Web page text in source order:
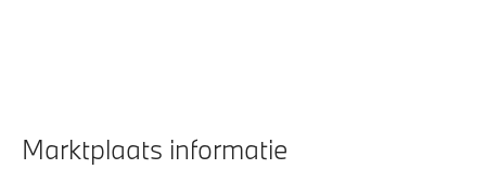
Akoestische waarschuwing voor voetgangers
Marktplaats informatie